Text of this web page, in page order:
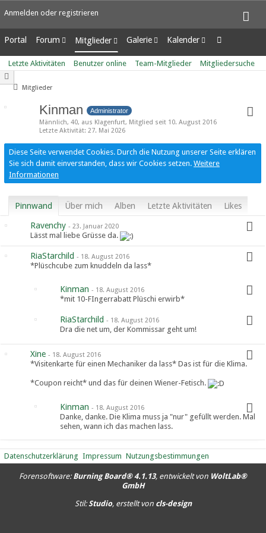
Anmelden oder registrieren
Portal Forum
Unerledigte Themen
Mitglieder
Letzte Aktivitäten
Benutzer online
Galerie
Alben
Bilder
Kalender
Wochenansicht
Tagesansicht
Letzte Aktivitäten Benutzer online Team-Mitglieder Mitgliedersuche
Mitglieder
Kinman Administrator
Männlich 40 aus Klagenfurt Mitglied seit 10. August 2016
Letzte Aktivität 27. Mai 2026
Diese Seite verwendet Cookies. Durch die Nutzung unserer Seite erklären
Sie sich damit einverstanden, dass wir Cookies setzen. Weitere
Informationen
Pinnwand Über mich Alben Letzte Aktivitäten Likes
Ravenchy - 23. Januar 2020
Lässt mal liebe Grüsse da.
RiaStarchild - 18. August 2016
*Plüschcube zum knuddeln da lass*
Kinman - 18. August 2016
*mit 10-FIngerrabatt Plüschi erwirb*
RiaStarchild - 18. August 2016
Dra die net um, der Kommissar geht um!
Xine - 18. August 2016
*Visitenkarte für einen Mechaniker da lass* Das ist für die Klima.
*Coupon reicht* und das für deinen Wiener-Fetisch.
Kinman - 18. August 2016
Danke, danke. Die Klima muss ja "nur" gefüllt werden. Mal
sehen, wann ich das machen lass.
Datenschutzerklärung Impressum Nutzungsbestimmungen
Forensoftware: Burning Board® 4.1.13, entwickelt von WoltLab®
GmbH
Stil:Studio, erstellt von cls-design